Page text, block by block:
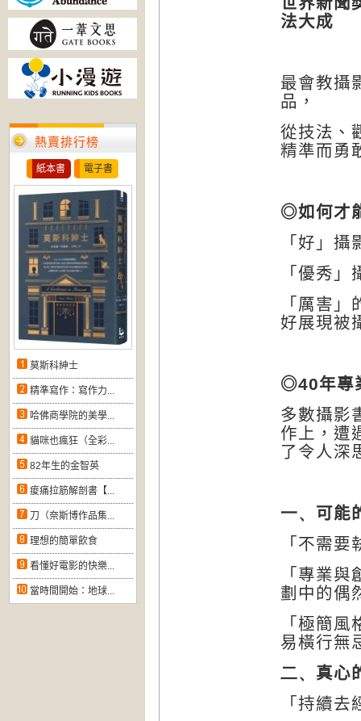
熱賣排行榜
紙本書 電子書
莫斯科紳士
精準寫作：寫作力...
哈佛商學院的美學...
貓咪也瘋狂（全彩...
82年生的金智英
痠痛拉筋解剖書【...
刀（奈斯博作品集...
理想的簡單飲食
看懂好電影的快樂...
當時間開始：地球...
法大成
最會教攝
品，
從技法、
精準而勇
◎如何才
「好」
「優秀
「厲害
好展現被
◎40年專
多數攝影
作上，遭
了令人深
一、 可能
「不需
「專業
劃中的偶
「極簡
易橫行無
二、 真心
「持續